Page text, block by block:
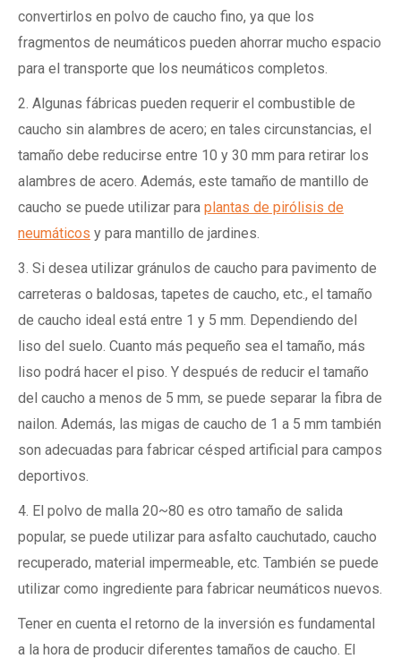
convertirlos en polvo de caucho fino, ya que los
fragmentos de neumáticos pueden ahorrar mucho espacio
para el transporte que los neumáticos completos.
2. Algunas fábricas pueden requerir el combustible de
caucho sin alambres de acero; en tales circunstancias, el
tamaño debe reducirse entre 10 y 30 mm para retirar los
alambres de acero. Además, este tamaño de mantillo de
caucho se puede utilizar para plantas de pirólisis de
neumáticos y para mantillo de jardines.
3. Si desea utilizar gránulos de caucho para pavimento de
carreteras o baldosas, tapetes de caucho, etc., el tamaño
de caucho ideal está entre 1 y 5 mm. Dependiendo del
liso del suelo. Cuanto más pequeño sea el tamaño, más
liso podrá hacer el piso. Y después de reducir el tamaño
del caucho a menos de 5 mm, se puede separar la fibra de
nailon. Además, las migas de caucho de 1 a 5 mm también
son adecuadas para fabricar césped artificial para campos
deportivos.
4. El polvo de malla 20~80 es otro tamaño de salida
popular, se puede utilizar para asfalto cauchutado, caucho
recuperado, material impermeable, etc. También se puede
utilizar como ingrediente para fabricar neumáticos nuevos.
Tener en cuenta el retorno de la inversión es fundamental
a la hora de producir diferentes tamaños de caucho. El